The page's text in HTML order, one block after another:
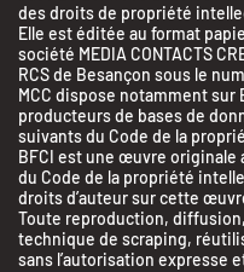
des droits de propriété
Elle est éditée au format
société MEDIA CONTACTS
RCS de Besançon sous le
MCC dispose notamment
producteurs de bases de
suivants du Code de la
BFCI est une œuvre originale
du Code de la propriété
droits d’auteur sur cette
Toute reproduction,
technique de scraping,
sans l’autorisation expresse
Industries
des Cookies